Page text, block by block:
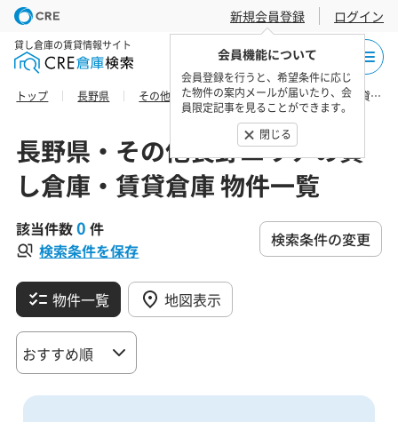
新規会員登録
会員機能について
会員登録を行うと、希望条件に応じ
た物件の案内メールが届いたり、会
員限定記事を見ることができます。
閉じる
ログイン
貸し倉庫の賃貸情報サイト
トップ 長野県 その他長野エリア 中野市の貸し倉庫・賃貸倉庫 物件一覧
長野県・その他長野エリアの貸
し倉庫・賃貸倉庫 物件一覧
該当件数0 件
検索条件を保存
検索条件の変更
物件一覧 地図表示